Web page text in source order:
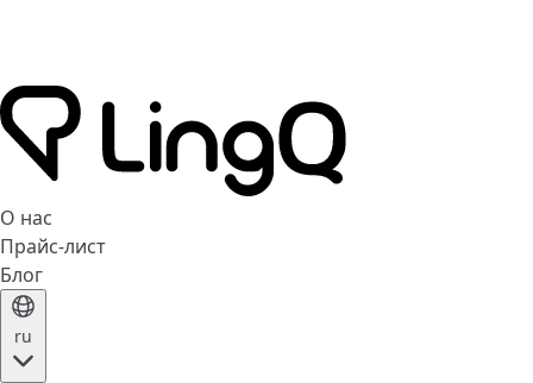
О нас
Прайс-лист
Блог
ru